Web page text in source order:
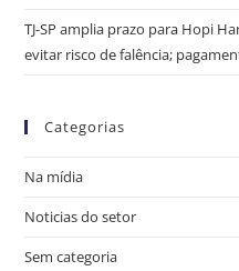
TJ-SP amplia prazo para Hopi
evitar risco de falência;
Categorias
Na mídia
Noticias do setor
Sem categoria